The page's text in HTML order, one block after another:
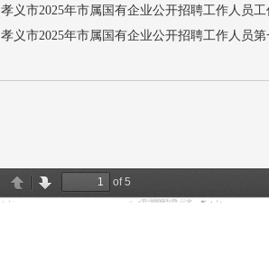
孝义市2025年市属国有企业公开招聘工作人员
孝义市2025年市属国有企业公开招聘工作人员